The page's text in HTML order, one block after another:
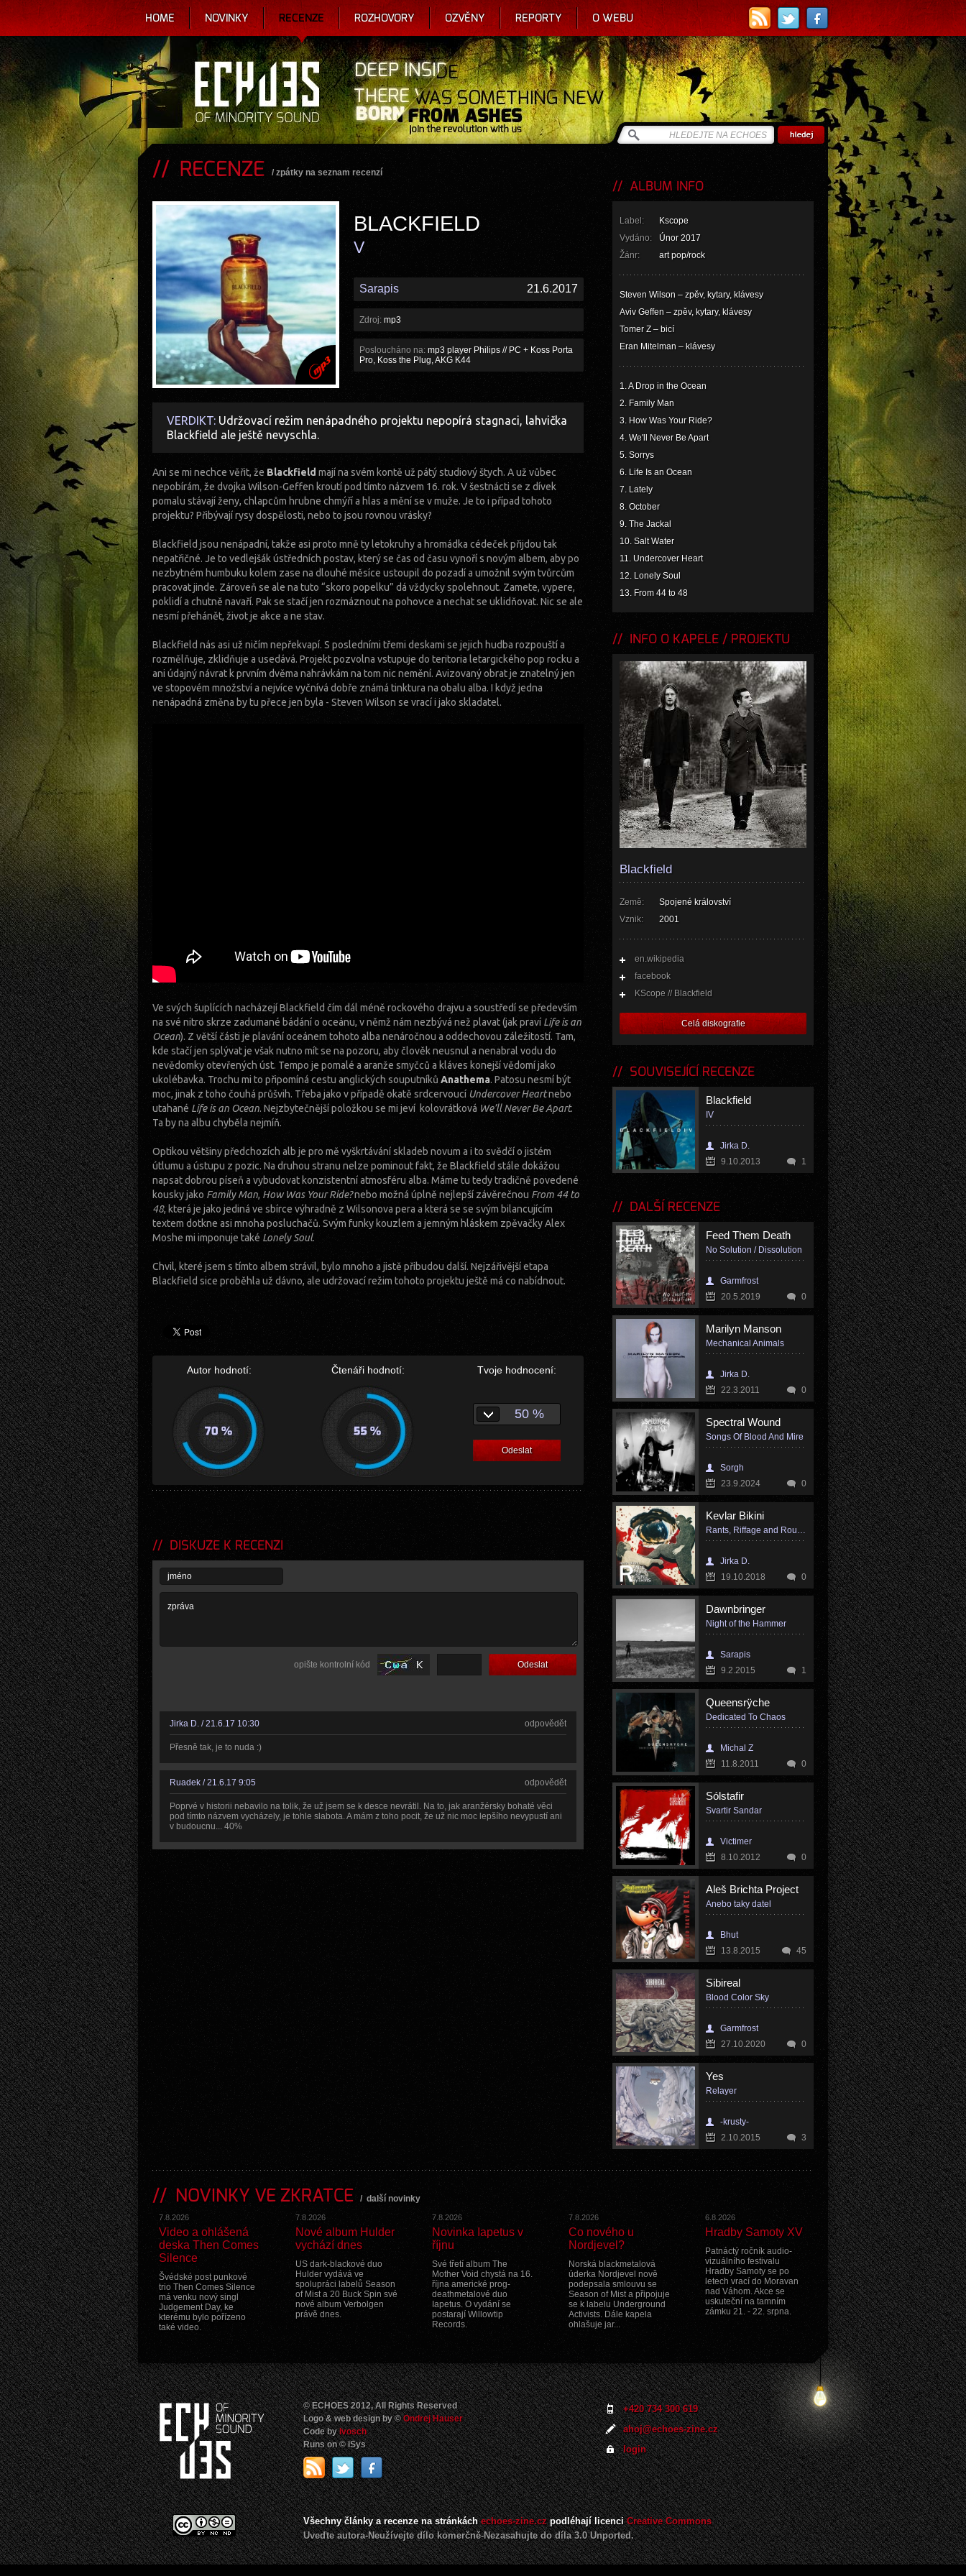
HOME NOVINKY RECENZE ROZHOVORY OZVĚNY REPORTY O WEBU
RECENZE / zpátky na seznam recenzí
BLACKFIELD
V
Sarapis 21.6.2017
Zdroj: mp3
Posloucháno na: mp3 player Philips // PC + Koss Porta
Pro, Koss the Plug, AKG K44
VERDIKT: Udržovací režim nenápadného projektu nepopírá stagnaci, lahvička
Blackfield ale ještě nevyschla.
Ani se mi nechce věřit, že Blackfield mají na svém kontě už pátý studiový štych. A už vůbec
nepobírám, že dvojka Wilson-Geffen kroutí pod tímto názvem 16. rok. V šestnácti se z dívek
pomalu stávají ženy, chlapcům hrubne chmýří a hlas a mění se v muže. Je to i případ tohoto
projektu? Přibývají rysy dospělosti, nebo to jsou rovnou vrásky?
Blackfield jsou nenápadní, takže asi proto mně ty letokruhy a hromádka cédeček přijdou tak
nepatřičné. Je to vedlejšák ústředních postav, který se čas od času vynoří s novým albem, aby po
nezbytném humbuku kolem zase na dlouhé měsíce ustoupil do pozadí a umožnil svým tvůrcům
pracovat jinde. Zároveň se ale na tuto “skoro popelku” dá vždycky spolehnout. Zamete, vypere,
poklidí a chutně navaří. Pak se stačí jen rozmáznout na pohovce a nechat se uklidňovat. Nic se ale
nesmí přehánět, život je akce a ne stav.
Blackfield nás asi už ničím nepřekvapí. S posledními třemi deskami se jejich hudba rozpouští a
rozmělňuje, zklidňuje a usedává. Projekt pozvolna vstupuje do teritoria letargického pop rocku a
ani údajný návrat k prvním dvěma nahrávkám na tom nic nemění. Avizovaný obrat je znatelný jen
ve stopovém množství a nejvíce vyčnívá dobře známá tinktura na obalu alba. I když jedna
nenápadná změna by tu přece jen byla - Steven Wilson se vrací i jako skladatel.
Ve svých šuplících nacházejí Blackfield čím dál méně rockového drajvu a soustředí se především
na své nitro skrze zadumané bádání o oceánu, v němž nám nezbývá než plavat (jak praví Life is an
Ocean). Z větší části je plavání oceánem tohoto alba nenáročnou a oddechovou záležitostí. Tam,
kde stačí jen splývat je však nutno mít se na pozoru, aby člověk neusnul a nenabral vodu do
nevědomky otevřených úst. Tempo je pomalé a aranže smyčců a kláves konejší vědomí jako
ukolébavka. Trochu mi to připomíná cestu anglických souputníků Anathema. Patosu nesmí být
moc, jinak z toho čouhá průšvih. Třeba jako v případě okatě srdcervoucí Undercover Heartnebo
utahané Life is an Ocean. Nejzbytečnější položkou se mi jeví kolovrátková We’ll Never Be Apart.
Ta by na albu chyběla nejmíň.
Optikou většiny předchozích alb je pro mě vyškrtávání skladeb novum a i to svědčí o jistém
útlumu a ústupu z pozic. Na druhou stranu nelze pominout fakt, že Blackfield stále dokážou
napsat dobrou píseň a vybudovat konzistentní atmosféru alba. Máme tu tedy tradičně povedené
kousky jako Family Man, How Was Your Ride?nebo možná úplně nejlepší závěrečnou From 44 to
48, která je jako jediná ve sbírce výhradně z Wilsonova pera a která se se svým bilancujícím
textem dotkne asi mnoha posluchačů. Svým funky kouzlem a jemným hláskem zpěvačky Alex
Moshe mi imponuje také Lonely Soul.
Chvil, které jsem s tímto albem strávil, bylo mnoho a jistě přibudou další. Nejzářivější etapa
Blackfield sice proběhla už dávno, ale udržovací režim tohoto projektu ještě má co nabídnout.
Autor hodnotí: Čtenáři hodnotí: Tvoje hodnocení:
50 %
Odeslat
DISKUZE K RECENZI
opište kontrolní kód
Jirka D. / 21.6.17 10:30 odpovědět
Přesně tak, je to nuda :)
Ruadek / 21.6.17 9:05 odpovědět
Poprvé v historii nebavilo na tolik, že už jsem se k desce nevrátil. Na to, jak aranžérsky bohaté věci
pod tímto názvem vycházely, je tohle slabota. A mám z toho pocit, že už nic moc lepšího nevypustí ani
v budoucnu... 40%
ALBUM INFO
Label:
Kscope
Vydáno:
Únor 2017
Žánr:
art pop/rock
Steven Wilson – zpěv, kytary, klávesy
Aviv Geffen – zpěv, kytary, klávesy
Tomer Z – bicí
Eran Mitelman – klávesy
1. A Drop in the Ocean
2. Family Man
3. How Was Your Ride?
4. We'll Never Be Apart
5. Sorrys
6. Life Is an Ocean
7. Lately
8. October
9. The Jackal
10. Salt Water
11. Undercover Heart
12. Lonely Soul
13. From 44 to 48
INFO O KAPELE / PROJEKTU
Blackfield
Země:
Spojené království
Vznik:
2001
en.wikipedia
facebook
KScope // Blackfield
Celá diskografie
SOUVISEJÍCÍ RECENZE
Blackfield
IV
Jirka D.
9.10.2013
1
DALŠÍ RECENZE
Feed Them Death
No Solution / Dissolution
Garmfrost
20.5.2019
0
Marilyn Manson
Mechanical Animals
Jirka D.
22.3.2011
0
Spectral Wound
Songs Of Blood And Mire
Sorgh
23.9.2024
0
Kevlar Bikini
Rants, Riffage and Rousing Rhythms
Jirka D.
19.10.2018
0
Dawnbringer
Night of the Hammer
Sarapis
9.2.2015
1
Queensrÿche
Dedicated To Chaos
Michal Z
11.8.2011
0
Sólstafir
Svartir Sandar
Victimer
8.10.2012
0
Aleš Brichta Project
Anebo taky datel
Bhut
13.8.2015
45
Sibireal
Blood Color Sky
Garmfrost
27.10.2020
0
Yes
Relayer
-krusty-
2.10.2015
3
NOVINKY VE ZKRATCE / další novinky
7.8.2026
Video a ohlášená
deska Then Comes
Silence
Švédské post punkové
trio Then Comes Silence
má venku nový singl
Judgement Day, ke
kterému bylo pořízeno
také video.
7.8.2026
Nové album Hulder
vychází dnes
US dark-blackové duo
Hulder vydává ve
spolupráci labelů Season
of Mist a 20 Buck Spin své
nové album Verbolgen
právě dnes.
7.8.2026
Novinka Iapetus v
říjnu
Své třetí album The
Mother Void chystá na 16.
října americké prog-
deathmetalové duo
Iapetus. O vydání se
postarají Willowtip
Records.
7.8.2026
Co nového u
Nordjevel?
Norská blackmetalová
úderka Nordjevel nově
podepsala smlouvu se
Season of Mist a připojuje
se k labelu Underground
Activists. Dále kapela
ohlašuje jar...
6.8.2026
Hradby Samoty XV
Patnáctý ročník audio-
vizuálního festivalu
Hradby Samoty se po
letech vrací do Moravan
nad Váhom. Akce se
uskuteční na tamním
zámku 21. - 22. srpna.
© ECHOES 2012, All Rights Reserved
Logo & web design by ©Ondrej Hauser
Code byIvosch
Runs on © iSys
+420 734 300 619
ahoj@echoes-zine.cz
login
Všechny články a recenze na stránkáchechoes-zine.czpodléhají licenciCreative Commons
Uveďte autora-Neužívejte dílo komerčně-Nezasahujte do díla 3.0 Unported.